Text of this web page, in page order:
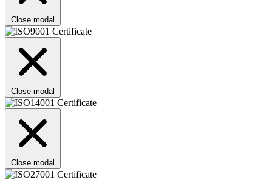
Close modal
Close modal
Close modal